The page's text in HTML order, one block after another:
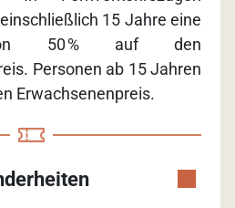
15 Jahre eine
50 % auf den
Personen ab 15 Jahren
Erwachsenenpreis.